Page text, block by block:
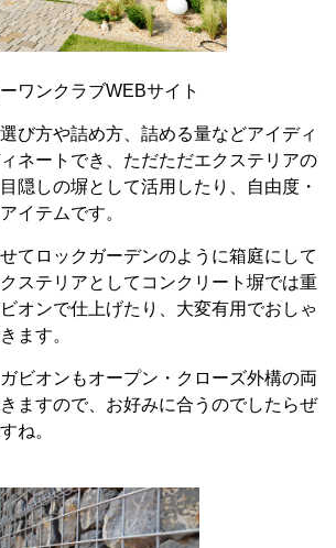
ワンクラブWEBサイト
び方や詰め方、詰める量などアイディ
ネートでき、ただただエクステリアの
隠しの塀として活用したり、自由度・
イテムです。
てロックガーデンのように箱庭にして
ステリアとしてコンクリート塀では重
オンで仕上げたり、大変有用でおしゃ
ます。
ビオンもオープン・クローズ外構の両
ますので、お好みに合うのでしたらぜ
ね。